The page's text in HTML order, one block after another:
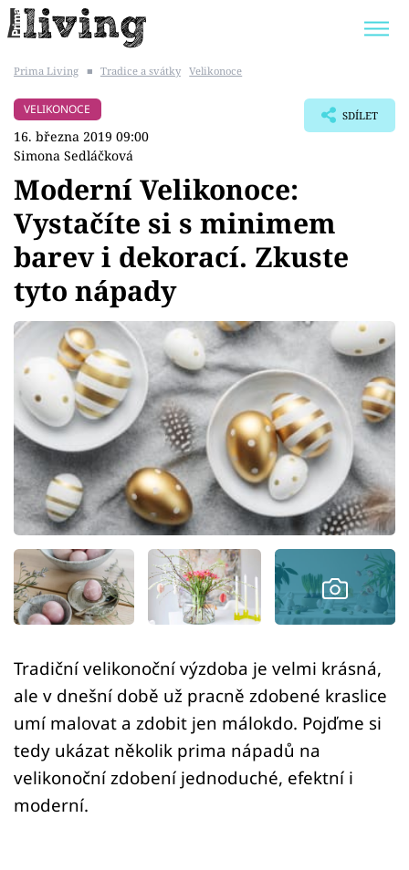
BYDLENÍ SLAVNÝCH
Témata
Bydlení
Zahrada
Design
Sledujte prima+
Přihlášení
Sledujte nás
Prima Living ■ Tradice a svátky Velikonoce
VELIKONOCE
16. března 2019 09:00
Simona Sedláčková
SDÍLET
Moderní Velikonoce:
Vystačíte si s minimem
barev i dekorací. Zkuste
tyto nápady
Tradiční velikonoční výzdoba je velmi krásná,
ale v dnešní době už pracně zdobené kraslice
umí malovat a zdobit jen málokdo. Pojďme si
tedy ukázat několik prima nápadů na
velikonoční zdobení jednoduché, efektní i
moderní.